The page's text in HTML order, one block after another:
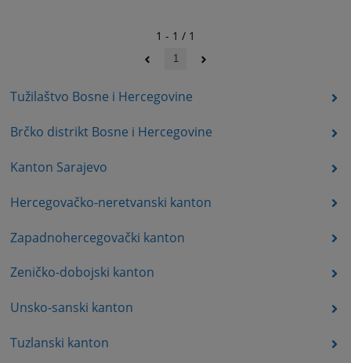
Tužilaštvo Bosne i Hercegovine
Brčko distrikt Bosne i Hercegovine
Kanton Sarajevo
Hercegovačko-neretvanski kanton
Zapadnohercegovački kanton
Zeničko-dobojski kanton
Unsko-sanski kanton
Tuzlanski kanton
1 - 1 / 1
1